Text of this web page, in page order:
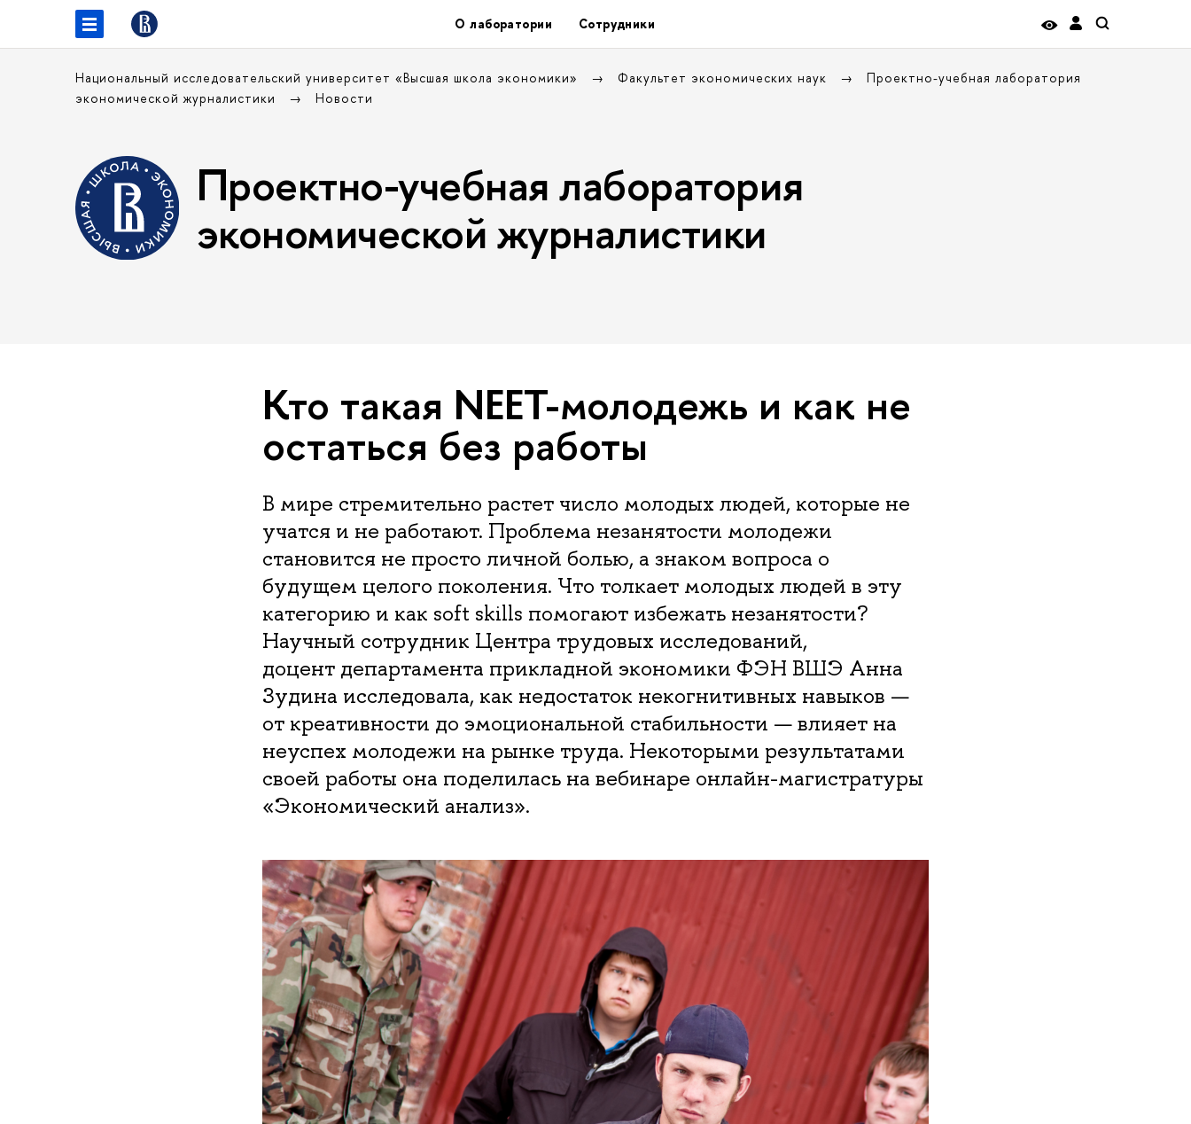
О лаборатории Сотрудники
Национальный исследовательский университет «Высшая школа экономики» Факультет экономических наук
Проектно-учебная лаборатория
экономической журналистики
Новости
Проектно-учебная лаборатория
экономической журналистики
Кто такая NEET-молодежь и как не
остаться без работы
В мире стремительно растет число молодых людей, которые не
учатся и не работают. Проблема незанятости молодежи
становится не просто личной болью, а знаком вопроса о
будущем целого поколения. Что толкает молодых людей в эту
категорию и как soft skills помогают избежать незанятости?
Научный сотрудник Центра трудовых исследований,
доцент департамента прикладной экономики ФЭН ВШЭ Анна
Зудина исследовала, как недостаток некогнитивных навыков —
от креативности до эмоциональной стабильности — влияет на
неуспех молодежи на рынке труда. Некоторыми результатами
своей работы она поделилась на вебинаре онлайн-магистратуры
«Экономический анализ».